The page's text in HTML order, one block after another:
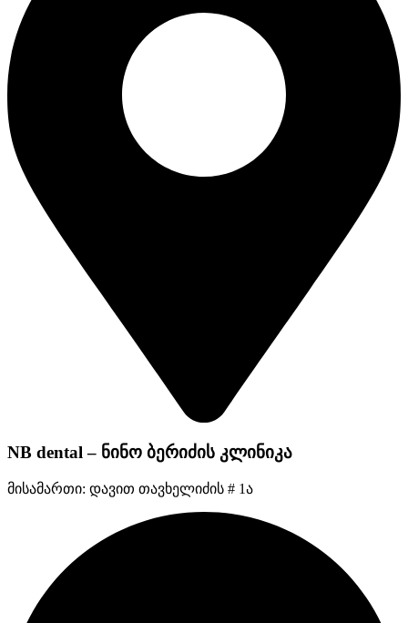
NB dental – ნინო ბერიძის კლინიკა
მისამართი: დავით თავხელიძის # 1ა